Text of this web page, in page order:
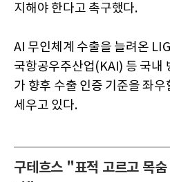
지해야 한다고 촉구했다.
AI 무인체계 수출을 늘려온
국항공우주산업(KAI) 등 국내
가 향후 수출 인증 기준을 좌
세우고 있다.
구테흐스 "표적 고르고 목